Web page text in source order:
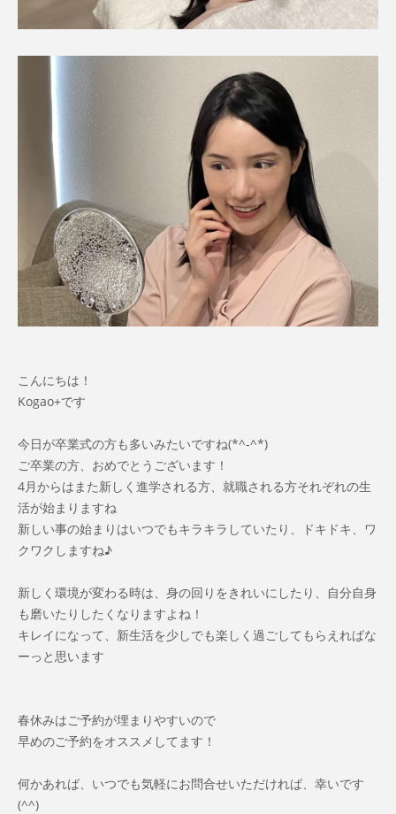
こんにちは！
Kogao+です
今日が卒業式の方も多いみたいですね(*^-^*)
ご卒業の方、おめでとうございます！
4月からはまた新しく進学される方、就職される方それぞれの生
活が始まりますね
新しい事の始まりはいつでもキラキラしていたり、ドキドキ、ワ
クワクしますね♪
新しく環境が変わる時は、身の回りをきれいにしたり、自分自身
も磨いたりしたくなりますよね！
キレイになって、新生活を少しでも楽しく過ごしてもらえればな
ーっと思います
春休みはご予約が埋まりやすいので
早めのご予約をオススメしてます！
何かあれば、いつでも気軽にお問合せいただければ、幸いです
(^^)